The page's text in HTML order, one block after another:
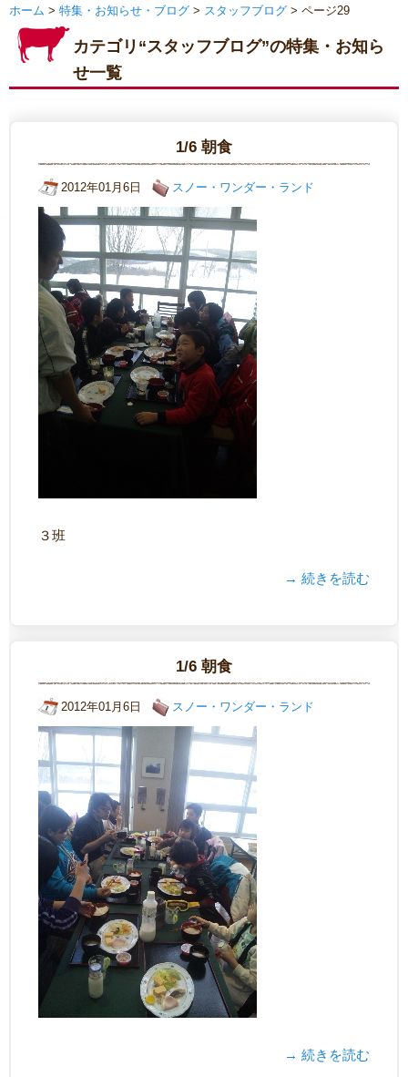
ホーム > 特集・お知らせ・ブログ > スタッフブログ > ページ29
カテゴリ“スタッフブログ”の特集・お知ら
せ一覧
1/6 朝食
2012年01月6日 スノー・ワンダー・ランド
３班
→ 続きを読む
1/6 朝食
2012年01月6日 スノー・ワンダー・ランド
→ 続きを読む